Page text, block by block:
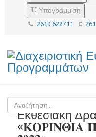
Υπογράμμιση
2610 622711
Συμμετοχή
Εκθεσιακή
«𝚱𝚶𝚸𝚰𝚴𝚯𝚰𝚨